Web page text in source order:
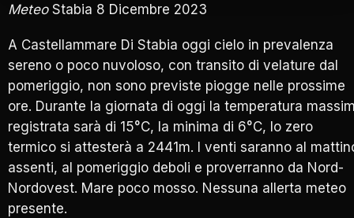
MeteoStabia 8 Dicembre 2023
A Castellammare Di Stabia oggi cielo in prevalenza
sereno o poco nuvoloso, con transito di velature dal
pomeriggio, non sono previste piogge nelle prossime
ore. Durante la giornata di oggi la temperatura
registrata sarà di 15°C, la minima di 6°C, lo zero
termico si attesterà a 2441m. I venti saranno al
assenti, al pomeriggio deboli e proverranno da Nord-
Nordovest. Mare poco mosso. Nessuna allerta meteo
presente.